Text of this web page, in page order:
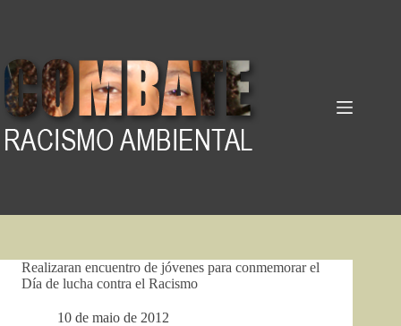
Realizaran encuentro de jóvenes para conmemorar el
Día de lucha contra el Racismo
10 de maio de 2012